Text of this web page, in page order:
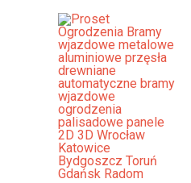
Ogrodzenia
Palisadowe
[smartslider3 slider="2"]